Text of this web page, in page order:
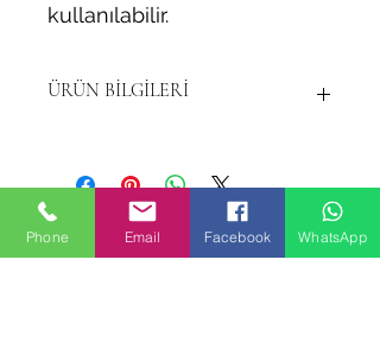
kullanılabilir.
ÜRÜN BİLGİLERİ
Benzer Ürünler
Phone Email Facebook WhatsApp